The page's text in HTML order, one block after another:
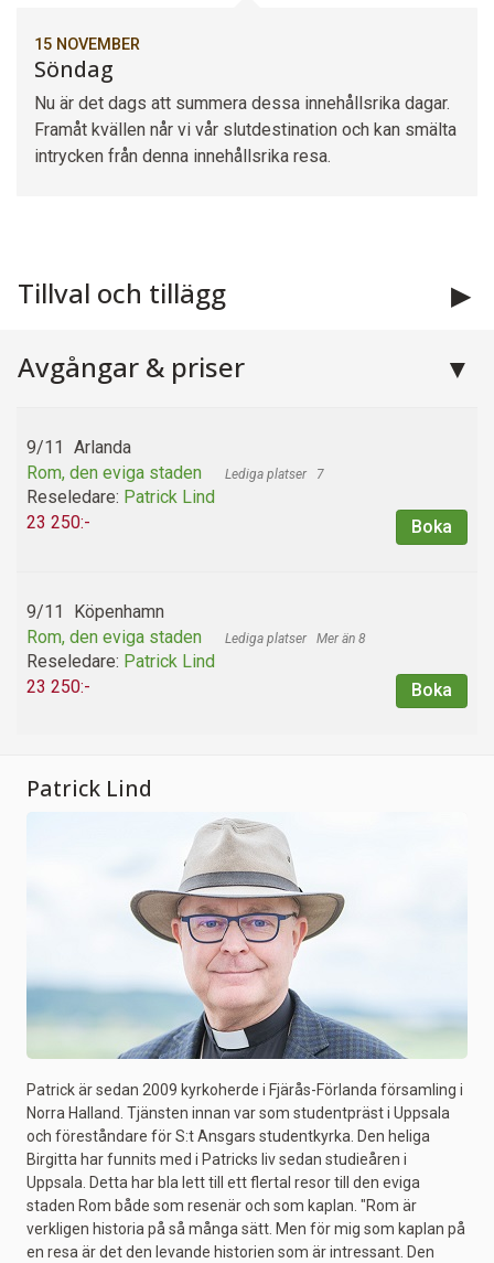
15 NOVEMBER
Söndag
Nu är det dags att summera dessa innehållsrika dagar.
Framåt kvällen når vi vår slutdestination och kan smälta
intrycken från denna innehållsrika resa.
Tillval och tillägg
Avgångar & priser
9/11
Arlanda
Rom, den eviga staden
Reseledare: Patrick Lind
7
23 250:- Boka
9/11
Köpenhamn
Rom, den eviga staden
Reseledare: Patrick Lind
Mer än 8
23 250:- Boka
Patrick Lind
Patrick är sedan 2009 kyrkoherde i Fjärås-Förlanda församling i
Norra Halland. Tjänsten innan var som studentpräst i Uppsala
och föreståndare för S:t Ansgars studentkyrka. Den heliga
Birgitta har funnits med i Patricks liv sedan studieåren i
Uppsala. Detta har bla lett till ett flertal resor till den eviga
staden Rom både som resenär och som kaplan. "Rom är
verkligen historia på så många sätt. Men för mig som kaplan på
en resa är det den levande historien som är intressant. Den